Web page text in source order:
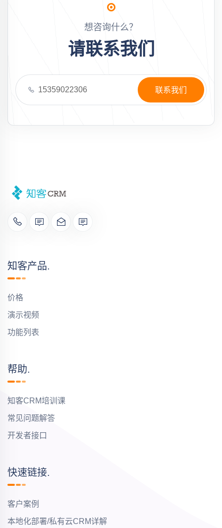
想咨询什么？
请联系我们
15359022306 联系我们
知客产品.
价格
演示视频
功能列表
帮助.
知客CRM培训课
常见问题解答
开发者接口
快速链接.
客户案例
本地化部署/私有云CRM详解